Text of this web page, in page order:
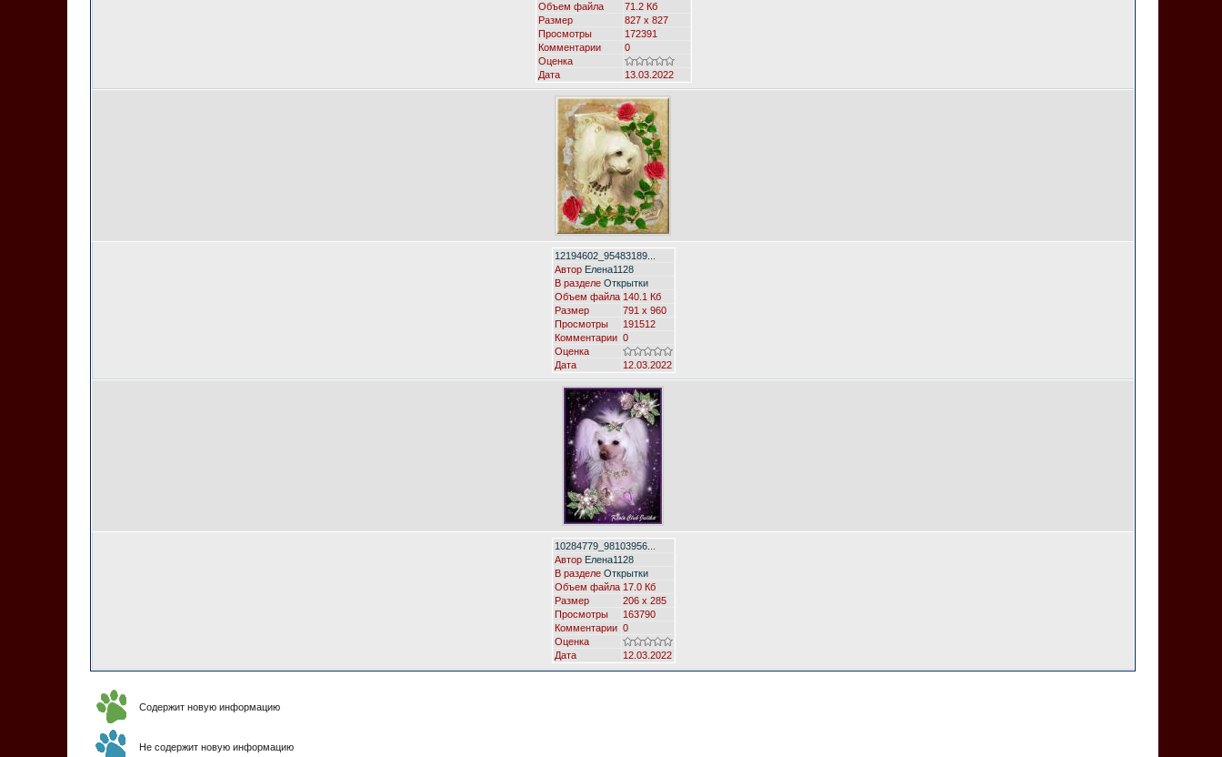
Объем файла
71.2 Кб
Размер
827 x 827
Просмотры
172391
Комментарии
0
Оценка
Дата
13.03.2022
12194602_95483189...
Автор Елена1128
В разделе Открытки
Объем файла 140.1 Кб
Размер
791 x 960
Просмотры
191512
Комментарии 0
Оценка
Дата
12.03.2022
10284779_98103956...
Автор Елена1128
В разделе Открытки
Объем файла 17.0 Кб
Размер
206 x 285
Просмотры
163790
Комментарии 0
Оценка
Дата
12.03.2022
Содержит новую информацию
Не содержит новую информацию